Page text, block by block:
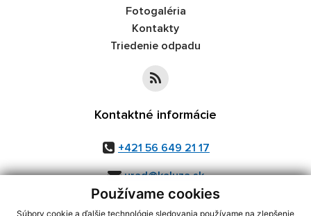
Používame cookies
Súbory cookie a ďalšie technológie sledovania používame na zlepšenie
Fotogaléria
Kontakty
Triedenie odpadu
Kontaktné informácie
+421 56 649 21 17
urad@kaluza.sk